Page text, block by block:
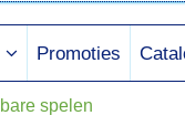
Promoties
spelen